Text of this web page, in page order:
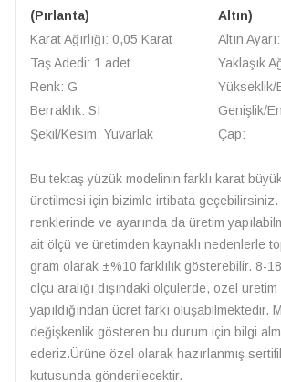
(Pırlanta)
Karat Ağırlığı: 0,05 Karat
Taş Adedi: 1 adet
Renk: G
Berraklık: SI
Şekil/Kesim: Yuvarlak
Altın)
Altın
Yaklaşık
Yükseklik/
Genişlik/
Çap:
Bu tektaş yüzük modelinin farklı karat
üretilmesi için bizimle irtibata geçebilirsiniz.
renklerinde ve ayarında da üretim
ait ölçü ve üretimden kaynaklı nedenlerle
gram olarak ±%10 farklılık gösterebilir. 8-
ölçü aralığı dışındaki ölçülerde, özel
yapıldığından ücret farkı oluşabilmektedir.
değişkenlik gösteren bu durum için bilgi
ederiz.Ürüne özel olarak hazırlanmış
kutusunda gönderilecektir.